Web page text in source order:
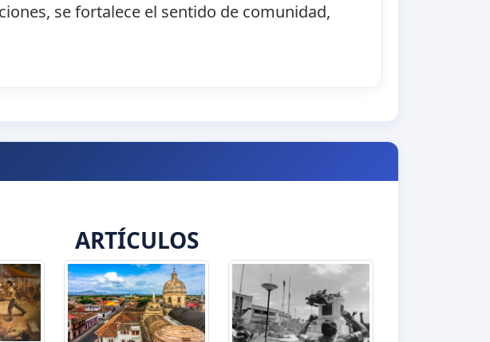
se fortalece el sentido de comunidad,
ARTÍCULOS